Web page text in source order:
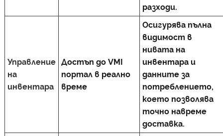
разходи.
Управление
на
инвентара
Достъп до VMI
портал в реално
време
Осигурява пълна
видимост в
нивата на
инвентара и
данните за
потреблението,
което позволява
точно навреме
доставка.